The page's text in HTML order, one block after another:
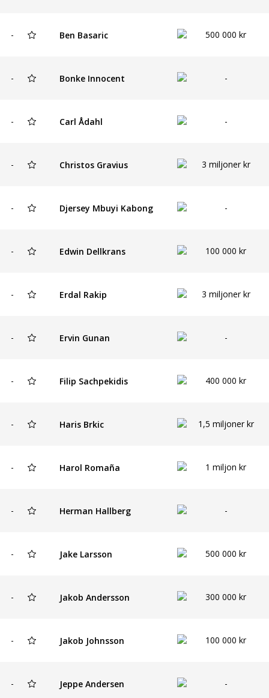
- Ben Basaric 500 000 kr
- Bonke Innocent -
- Carl Ådahl -
- Christos Gravius 3 miljoner kr
- Djersey Mbuyi Kabong -
- Edwin Dellkrans 100 000 kr
- Erdal Rakip 3 miljoner kr
- Ervin Gunan -
- Filip Sachpekidis 400 000 kr
- Haris Brkic 1,5 miljoner kr
- Harol Romaña 1 miljon kr
- Herman Hallberg -
- Jake Larsson 500 000 kr
- Jakob Andersson 300 000 kr
- Jakob Johnsson 100 000 kr
- Jeppe Andersen -